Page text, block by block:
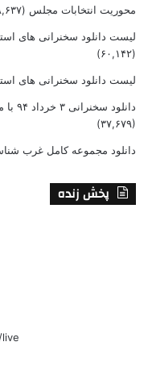
محوریت انتخابات مجلس (۱۵۸,۶۳۷)
لیست دانلود سخنرانی های استاد
(۶۰,۱۴۲)
لیست دانلود سخنرانی های
دانلود سخنرانی ۳ خرداد ۹۴ با موضوع من ریویزیونیست‌ام، پس هستم!
(۳۷,۶۷۹)
دانلود مجموعه کامل غرب
پخش زنده